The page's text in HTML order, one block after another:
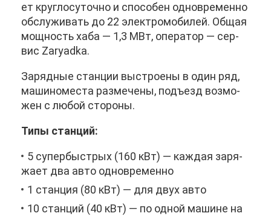
ет круг­ло­су­точ­но и спо­со­бен од­но­вре­мен­но
об­слу­жи­вать до 22 элек­тро­мо­би­лей. Об­щая
мощ­ность ха­ба — 1,3 МВт, опе­ра­тор — сер­
вис Zaryadka.
За­ряд­ные стан­ции вы­стро­е­ны в один ряд,
ма­ши­но­ме­ста раз­ме­че­ны, подъ­езд воз­мо­
жен с лю­бой сто­ро­ны.
Ти­пы стан­ций:
5 су­пер­быст­рых (160 кВт) — каж­дая за­ря­
жа­ет два ав­то од­но­вре­мен­но
1 стан­ция (80 кВт) — для двух ав­то
10 стан­ций (40 кВт) — по од­ной ма­шине на